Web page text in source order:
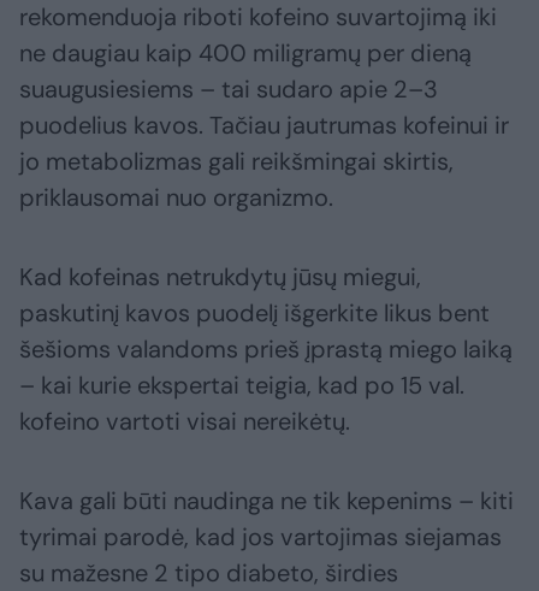
rekomenduoja riboti kofeino suvartojimą iki
ne daugiau kaip 400 miligramų per dieną
suaugusiesiems – tai sudaro apie 2–3
puodelius kavos. Tačiau jautrumas kofeinui ir
jo metabolizmas gali reikšmingai skirtis,
priklausomai nuo organizmo.
Kad kofeinas netrukdytų jūsų miegui,
paskutinį kavos puodelį išgerkite likus bent
šešioms valandoms prieš įprastą miego laiką
– kai kurie ekspertai teigia, kad po 15 val.
kofeino vartoti visai nereikėtų.
Kava gali būti naudinga ne tik kepenims – kiti
tyrimai parodė, kad jos vartojimas siejamas
su mažesne 2 tipo diabeto, širdies